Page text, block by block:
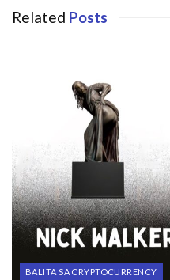
Related Posts
BALITA SA CRYPTOCURRENCY